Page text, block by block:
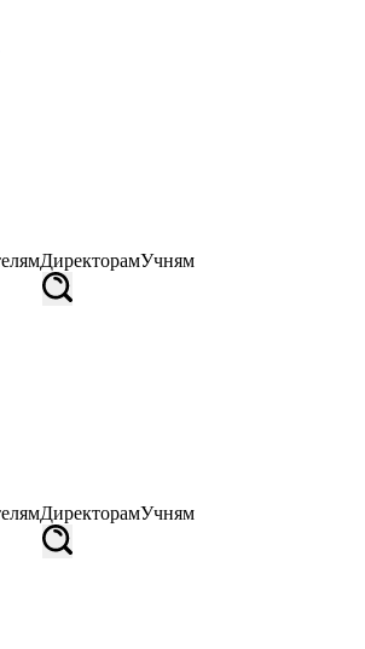
ДиректорамУчням
ДиректорамУчням